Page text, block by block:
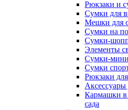
Рюкзаки и
Сумки для
Мешки для
Сумки на
Сумки-
Элементы
Сумки-
Сумки
Рюкзаки
Аксессуары
Кармашки в
сада